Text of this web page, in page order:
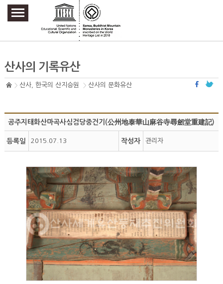
주요메뉴 바로가기
본문 바로가기
하단메뉴 바로가기
산사의 기록유산
산사, 한국의 산지승원 산사의 문화유산
공주지태화산마곡사심검당중건기(公州地泰華山麻谷寺尋劒堂重建記)
등록일 2015.07.13 작성자 관리자